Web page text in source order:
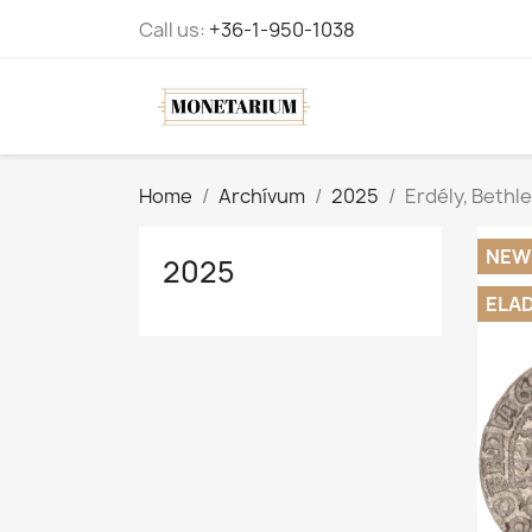
Call us: +36-1-950-1038
Home Archívum 2025 Erdély,
2025
NEW